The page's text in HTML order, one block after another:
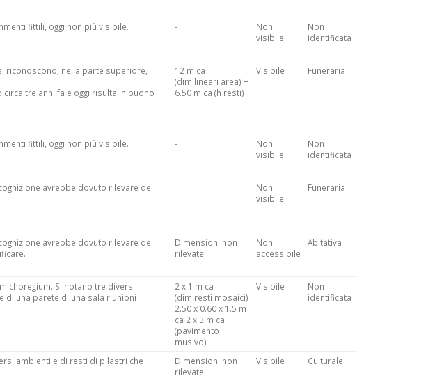
fittili, oggi non più visibile.
-
Non
visibile
Non
identificata
riconoscono, nella parte superiore,
tre anni fa e oggi risulta in buono
12 m ca
(dim.lineari area) +
6.50 m ca (h resti)
Visibile Funeraria
fittili, oggi non più visibile.
-
Non
visibile
Non
identificata
avrebbe dovuto rilevare dei
Non
visibile
Funeraria
avrebbe dovuto rilevare dei
Dimensioni non
rilevate
Non
accessibile
Abitativa
choregium. Si notano tre diversi
di una parete di una sala riunioni
2 x 1 m ca
(dim.resti mosaici)
2.50 x 0.60 x 1.5 m
ca 2 x 3 m ca
(pavimento
musivo)
Visibile
Non
identificata
ambienti e di resti di pilastri che
Dimensioni non
rilevate
Visibile Culturale